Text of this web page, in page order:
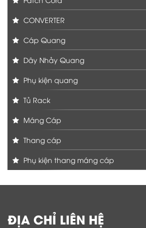
CONVERTER
Cáp Quang
Dây Nhảy Quang
Phụ kiện quang
Tủ Rack
Máng Cáp
Thang cáp
Phụ kiện thang máng cáp
ĐỊA CHỈ LIÊN HỆ